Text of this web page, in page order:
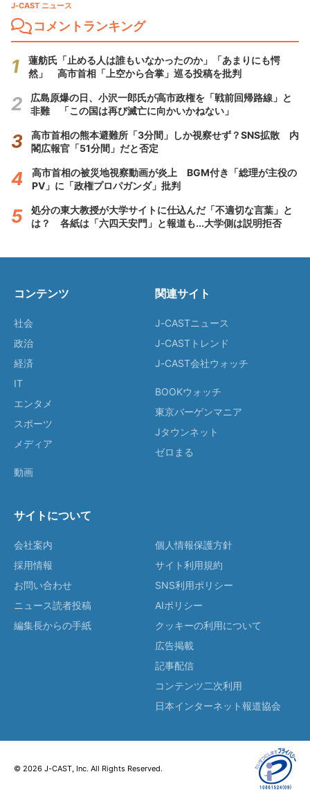
J-CAST ニュース
コメントランキング
蓮舫氏「止める人は誰もいなかったのか」「あまりにも愕
然」 高市首相「上空から合掌」巡る投稿を批判
広島原爆の日、小沢一郎氏が高市政権を「戦前回帰路線」と
非難 「この国は再び滅亡に向かいかねない」
高市首相の熊本避難所「3分間」しか視察せず？SNS拡散 内
閣広報官「51分間」だと否定
高市首相の被災地視察動画が炎上 BGM付き「総理が主役の
PV」に「政権プロパガンダ」批判
処分の東大教授が大学サイトに仕込んだ「不適切な言葉」と
は？ 各紙は「六四天安門」と報道も...大学側は説明拒否
コンテンツ
社会
政治
経済
IT
エンタメ
スポーツ
メディア
動画
関連サイト
J-CASTニュース
J-CASTトレンド
J-CAST会社ウォッチ
BOOKウォッチ
東京バーゲンマニア
Jタウンネット
ゼロまる
サイトについて
会社案内
採用情報
お問い合わせ
ニュース読者投稿
編集長からの手紙
個人情報保護方針
サイト利用規約
SNS利用ポリシー
AIポリシー
クッキーの利用について
広告掲載
記事配信
コンテンツ二次利用
日本インターネット報道協会
© 2026 J-CAST, Inc. All Rights Reserved.